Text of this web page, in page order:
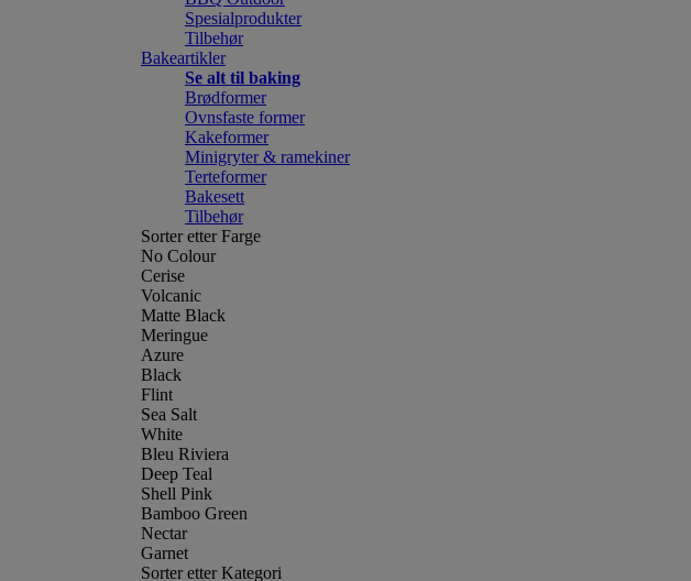
Spesialprodukter
Tilbehør
Bakeartikler
Se alt til baking
Brødformer
Ovnsfaste former
Kakeformer
Minigryter & ramekiner
Terteformer
Bakesett
Tilbehør
Sorter etter Farge
No Colour
Cerise
Volcanic
Matte Black
Meringue
Azure
Black
Flint
Sea Salt
White
Bleu Riviera
Deep Teal
Shell Pink
Bamboo Green
Nectar
Garnet
Sorter etter Kategori